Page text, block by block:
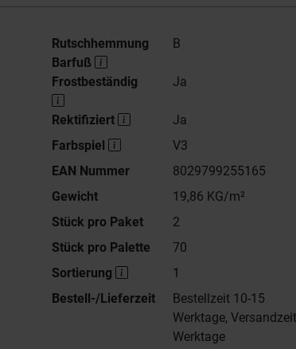
Rutschhemmung
Barfuß
B
Frostbeständig Ja
Rektifiziert
Ja
Farbspiel
V3
EAN Nummer
8029799255165
Gewicht
19,86 KG/m²
Stück pro Paket
2
Stück pro Palette
70
Sortierung
1
Bestell-/Lieferzeit
Bestellzeit 10-15
Werktage,
Werktage